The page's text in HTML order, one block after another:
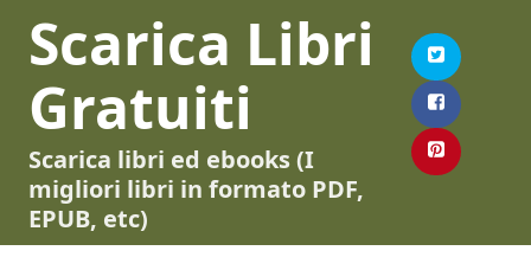
Scarica Libri
Gratuiti
Scarica libri ed ebooks (I
migliori libri in formato PDF,
EPUB, etc)